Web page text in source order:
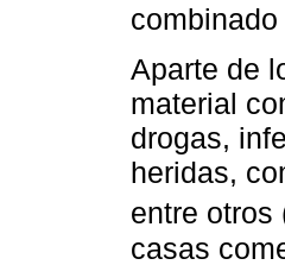
Aparte de
material
drogas,
heridas,
entre otros
casas